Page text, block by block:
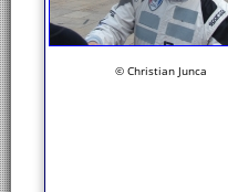
© Christian Junca